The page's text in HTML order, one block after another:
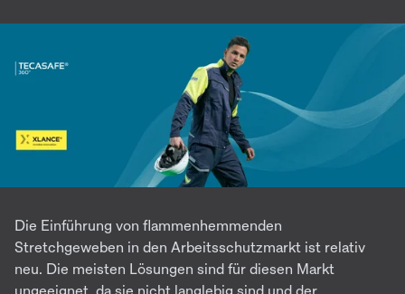
Die Einführung von flammenhemmenden
Stretchgeweben in den Arbeitsschutzmarkt ist relativ
neu. Die meisten Lösungen sind für diesen Markt
ungeeignet, da sie nicht langlebig sind und der